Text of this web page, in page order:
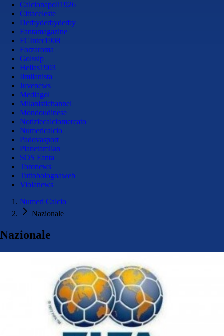
Calcionapoli1926
Cittaceleste
Derbyderbyderby
Fantamagazine
FCInter1908
Forzaroma
Golssip
Hellas1903
Ilmilanista
Juvenews
Mediagol
Milanistichannel
Mondoudinese
Notiziecalciomercato
Numericalcio
Padovasport
Pianetamilan
SOS Fanta
Toronews
Tuttobolognaweb
Violanews
Numeri Calcio
Nazionale
Nazionale